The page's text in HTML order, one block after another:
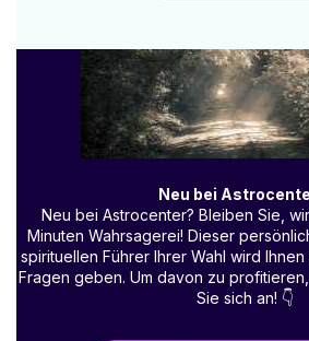
Neu bei
Neu bei Astrocenter? Bleiben Sie,
Minuten Wahrsagerei! Dieser
spirituellen Führer Ihrer Wahl wird
Fragen geben. Um davon zu
Sie sich an! 👇